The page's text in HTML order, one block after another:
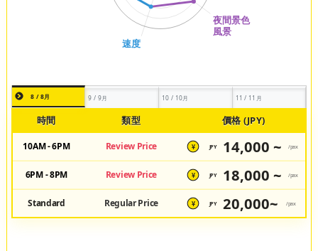
8 / 8月 9 / 9月 10 / 10月 11 / 11月
時間 類型 價格 (JPY)
10AM - 6PM Review Price ¥ JPY 14,000 ~ /pax
6PM - 8PM Review Price ¥ JPY 18,000 ~ /pax
Standard Regular Price ¥ JPY 20,000~ /pax